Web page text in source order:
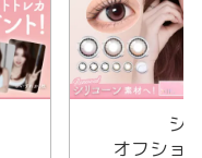
シ
オフショ